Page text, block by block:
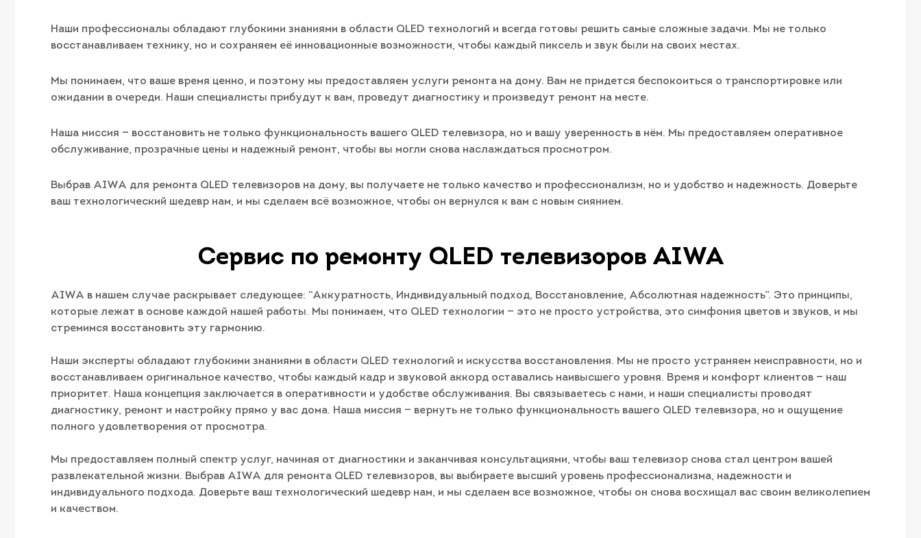
Наши профессионалы обладают глубокими знаниями в области QLED технологий и всегда готовы решить самые сложные задачи. Мы не только
восстанавливаем технику, но и сохраняем её инновационные возможности, чтобы каждый пиксель и звук были на своих местах.
Мы понимаем, что ваше время ценно, и поэтому мы предоставляем услуги ремонта на дому. Вам не придется беспокоиться о транспортировке или
ожидании в очереди. Наши специалисты прибудут к вам, проведут диагностику и произведут ремонт на месте.
Наша миссия — восстановить не только функциональность вашего QLED телевизора, но и вашу уверенность в нём. Мы предоставляем оперативное
обслуживание, прозрачные цены и надежный ремонт, чтобы вы могли снова наслаждаться просмотром.
Выбрав AIWA для ремонта QLED телевизоров на дому, вы получаете не только качество и профессионализм, но и удобство и надежность. Доверьте
ваш технологический шедевр нам, и мы сделаем всё возможное, чтобы он вернулся к вам с новым сиянием.
Сервис по ремонту QLED телевизоров AIWA
AIWA в нашем случае раскрывает следующее: “Аккуратность, Индивидуальный подход, Восстановление, Абсолютная надежность”. Это принципы,
которые лежат в основе каждой нашей работы. Мы понимаем, что QLED технологии — это не просто устройства, это симфония цветов и звуков, и мы
стремимся восстановить эту гармонию.
Наши эксперты обладают глубокими знаниями в области QLED технологий и искусства восстановления. Мы не просто устраняем неисправности, но и
восстанавливаем оригинальное качество, чтобы каждый кадр и звуковой аккорд оставались наивысшего уровня. Время и комфорт клиентов — наш
приоритет. Наша концепция заключается в оперативности и удобстве обслуживания. Вы связываетесь с нами, и наши специалисты проводят
диагностику, ремонт и настройку прямо у вас дома. Наша миссия — вернуть не только функциональность вашего QLED телевизора, но и ощущение
полного удовлетворения от просмотра.
Мы предоставляем полный спектр услуг, начиная от диагностики и заканчивая консультациями, чтобы ваш телевизор снова стал центром вашей
развлекательной жизни. Выбрав AIWA для ремонта QLED телевизоров, вы выбираете высший уровень профессионализма, надежности и
индивидуального подхода. Доверьте ваш технологический шедевр нам, и мы сделаем все возможное, чтобы он снова восхищал вас своим великолепием
и качеством.